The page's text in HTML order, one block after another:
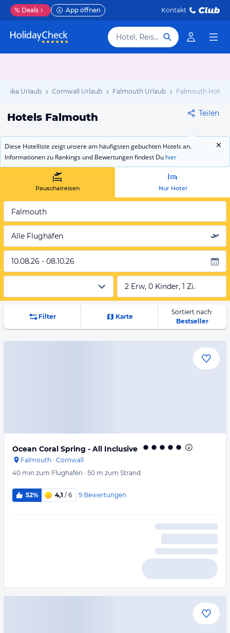
% Deals App öffnen Kontakt
Hotel, Reiseziel
Urlaub Cornwall Urlaub Falmouth Urlaub Falmouth Hotels
Hotels Falmouth Teilen
Diese Hotelliste zeigt unsere am häufigsten gebuchten Hotels an.
Informationen zu Rankings und Bewertungen findest Du hier
Pauschalreisen Nur Hotel
Falmouth
Alle Flughäfen
10.08.26 - 08.10.26
2 Erw, 0 Kinder, 1 Zi.
Filter Karte
Sortiert nach:
Bestseller
Ocean Coral Spring - All Inclusive
Falmouth · Cornwall
40 min zum Flughafen · 50 m zum Strand
52% 4,1 / 6 9 Bewertungen